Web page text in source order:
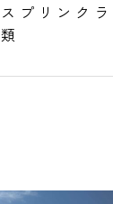
スプリンク
類